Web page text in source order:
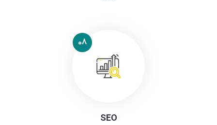
08
SEO